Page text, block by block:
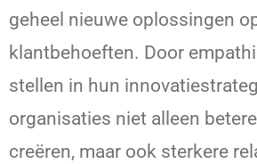
geheel nieuwe oplossingen
klantbehoeften. Door
stellen in hun
organisaties niet alleen
creëren, maar ook sterkere